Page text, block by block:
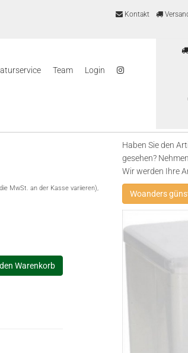
Kontakt
Team Login
MwSt. an der Kasse variieren),
Warenkorb
Haben Sie den
gesehen?
Wir werden Ihre
Woanders